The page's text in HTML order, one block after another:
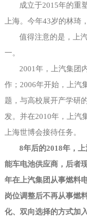
成立于2015年的重
上海。今年43岁的林琦
值得注意的是，上
一。
2001年，上汽集团
作；2006年开始，上汽
题，与高校展开产学研
发。并在2010年，上汽
上海世博会接待任务。
8年后的2018年，
能车电池供应商，后者
年在上汽集团从事燃料
岗位调整后不再从事燃
化、双向选择的方式加